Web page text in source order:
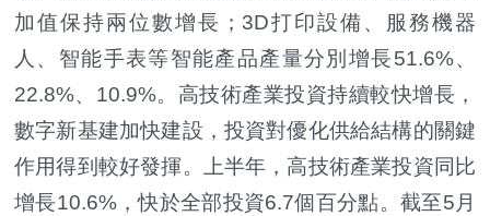
加值保持兩位數增長；3D打印設備、服務機器
人、智能手表等智能產品產量分別增長51.6%、
22.8%、10.9%。高技術產業投資持續較快增長，
數字新基建加快建設，投資對優化供給結構的關鍵
作用得到較好發揮。上半年，高技術產業投資同比
增長10.6%，快於全部投資6.7個百分點。截至5月